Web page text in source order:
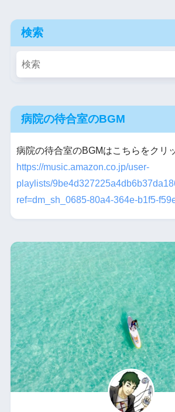
検索
病院の待合室のBGM
病院の待合室のBGMはこちらをクリ
https://music.amazon.co.jp/user-
playlists/
ref=dm_sh_0685-80a4-364e-b1f5-